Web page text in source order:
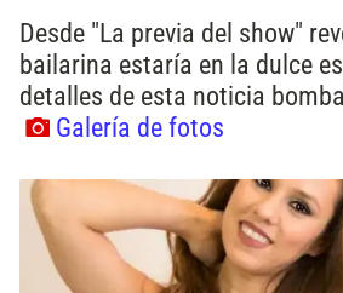
Desde "La previa del show"
bailarina estaría en la dulce
detalles de esta noticia bomba
Galería de fotos